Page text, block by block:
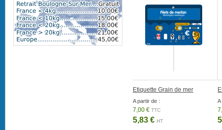
Etiquette Grain de mer
A partir de :
7,00 € TTC
5,83 € HT
A